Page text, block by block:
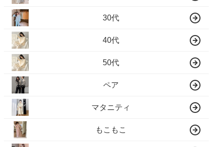
30代
40代
50代
ペア
マタニティ
もこもこ